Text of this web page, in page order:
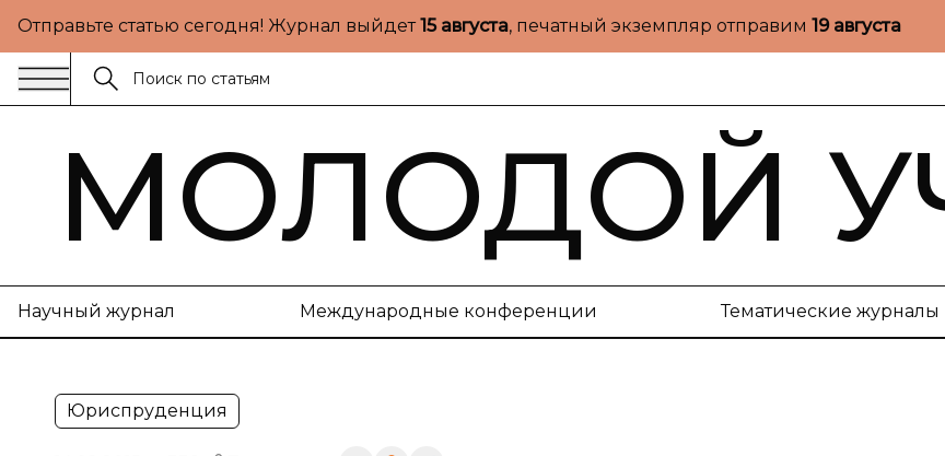
Отправьте статью сегодня! Журнал выйдет15 августа, печатный экземпляр отправим 19 августа
МОЛОДОЙ
Научный журнал Международные конференции Тематические журналы
Юриспруденция